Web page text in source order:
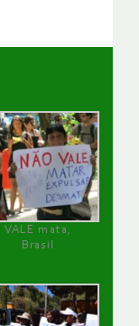
VALE mata,
Brasil